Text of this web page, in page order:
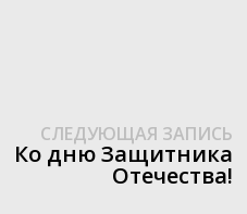
СЛЕДУЮЩАЯ ЗАПИСЬ
Ко дню Защитника
Отечества!